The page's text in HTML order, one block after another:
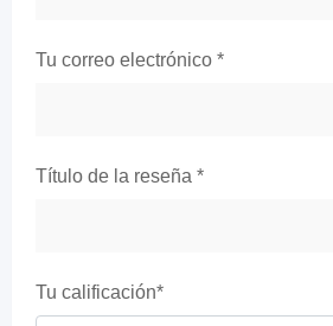
Tu correo electrónico *
Título de la reseña *
Tu calificación*